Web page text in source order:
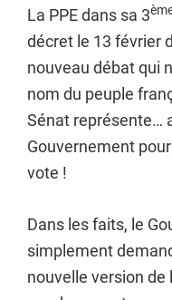
La PPE dans sa 3
décret le 13 février
nouveau débat qui
nom du peuple
Sénat représente…
Gouvernement
vote !
Dans les faits, le
simplement
nouvelle version de